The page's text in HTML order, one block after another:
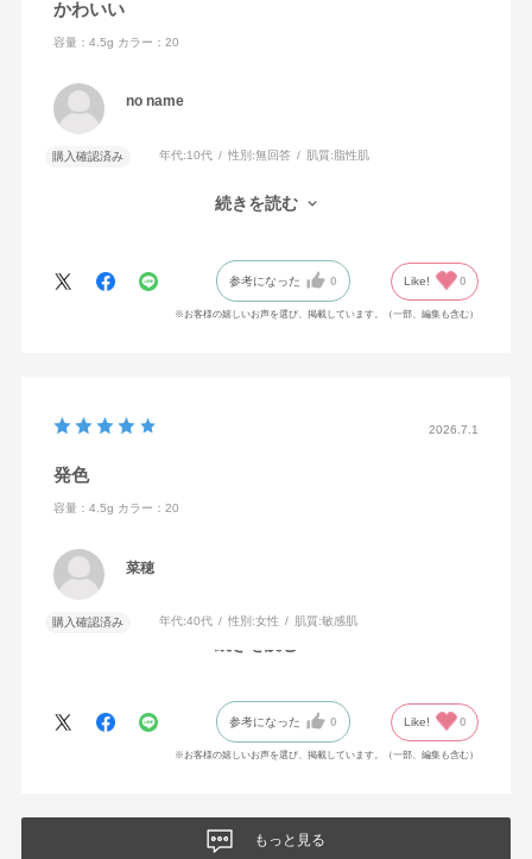
かわいい
容量：4.5g カラー：20
no name
購入確認済み 年代:10代 性別:無回答 肌質: 脂性肌
発色の色付きも良かったです。続きを読む
参考になった 0 Like! 0
※お客様の嬉しいお声を選び、掲載しています。（一部、編集も含む）
2026.7.1
発色
容量：4.5g カラー：20
菜穂
購入確認済み 年代:40代 性別:女性 肌質:敏感肌
参考になった 0 Like! 0
※お客様の嬉しいお声を選び、掲載しています。（一部、編集も含む）
もっと見る